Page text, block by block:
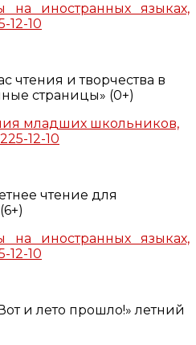
на иностранных языках,
12-10
чтения и творчества в
страницы» (0+)
младших школьников,
12-10
чтение для
на иностранных языках,
12-10
и лето прошло!» летний